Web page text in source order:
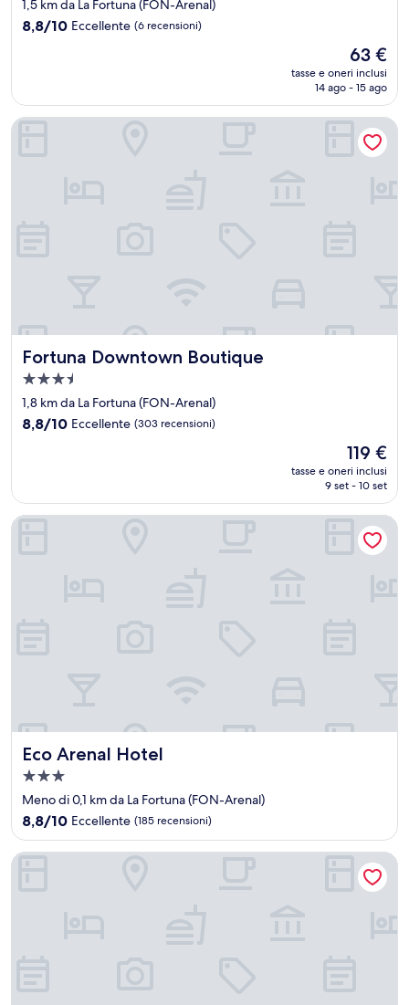
2.0
1,5 km da La Fortuna (FON-Arenal)
8.8
recensioni)
8,8/10 Eccellente (6 recensioni)
Il
prezzo
attuale
63 €
63 €
tasse e oneri inclusi
14 ago - 15 ago
Fortuna Downtown Boutique
Fortuna Downtown Boutique
Struttura
a
3.5
stelle
1,8 km da La Fortuna (FON-Arenal)
8.8
recensioni)
8,8/10 Eccellente (303 recensioni)
Il
prezzo
attuale
119 €
119 €
tasse e oneri inclusi
9 set - 10 set
Fortuna Downtown Boutique
Eco Arenal Hotel
Eco Arenal Hotel
Struttura
a
3.0
stelle
Meno di 0,1 km da La Fortuna (FON-Arenal)
8.8
su
10,
8,8/10 Eccellente (185 recensioni)
Eco Arenal Hotel
Hotel Las Colinas